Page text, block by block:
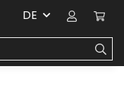
DE